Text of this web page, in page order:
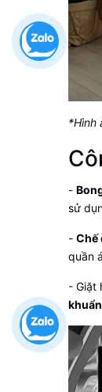
*Hình
-
sử
- Chế
quần
- Giặt
khuẩn